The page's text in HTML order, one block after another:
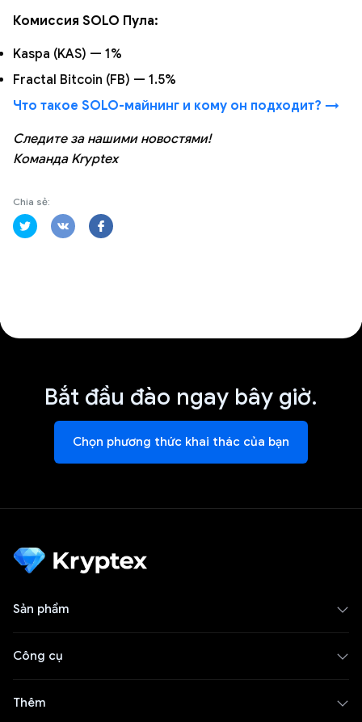
Комиссия SOLO Пула:
Kaspa (KAS) — 1%
Fractal Bitcoin (FB) — 1.5%
Что такое SOLO-майнинг и кому он подходит? →
Следите за нашими новостями!
Команда Kryptex
Chia sẻ:
Bắt đầu đào ngay bây giờ.
Chọn phương thức khai thác của bạn
Sản phẩm
Công cụ
Thêm